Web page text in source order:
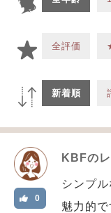
全評価
新着順
KBFの
0
シンプ
魅力的